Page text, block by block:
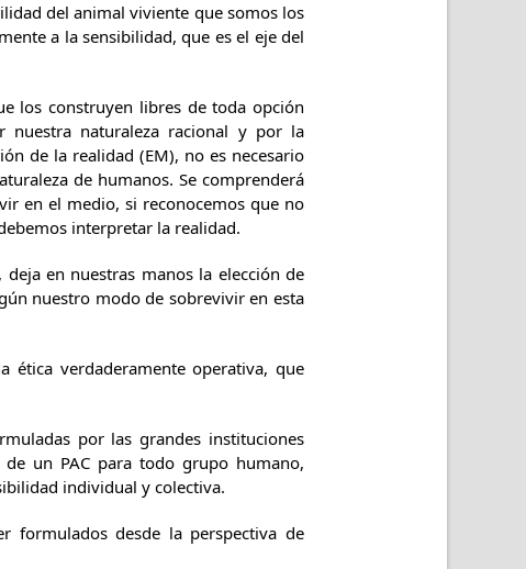
del animal viviente que somos los
a la sensibilidad, que es el eje del
los construyen libres de toda opción
nuestra naturaleza racional y por la
de la realidad (EM), no es necesario
de humanos. Se comprenderá
en el medio, si reconocemos que no
interpretar la realidad.
en nuestras manos la elección de
nuestro modo de sobrevivir en esta
ética verdaderamente operativa, que
por las grandes instituciones
un PAC para todo grupo humano,
individual y colectiva.
formulados desde la perspectiva de